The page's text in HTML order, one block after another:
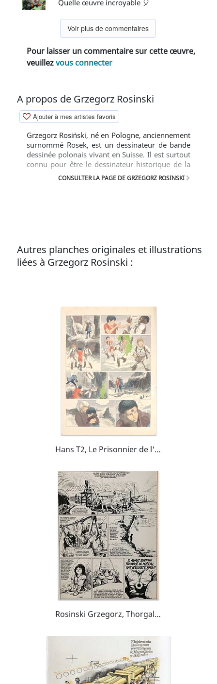
Quelle œuvre incroyable 🎈
Voir plus de commentaires
Pour laisser un commentaire sur cette œuvre,
veuillezvous connecter
A propos de Grzegorz Rosinski
Ajouter à mes artistes favoris
Grzegorz Rosiński, né en Pologne, anciennement
surnommé Rosek, est un dessinateur de bande
dessinée polonais vivant en Suisse. Il est surtout
connu pour être le dessinateur historique de la
bande dessinée Thorgal.
CONSULTER LA PAGE DE GRZEGORZ ROSINSKI
Autres planches originales et illustrations
liées à Grzegorz Rosinski :
Hans T2, Le Prisonnier de l'éternité
Rosinski Grzegorz, Thorgal, l'enfant des étoiles (tome 7), 1984